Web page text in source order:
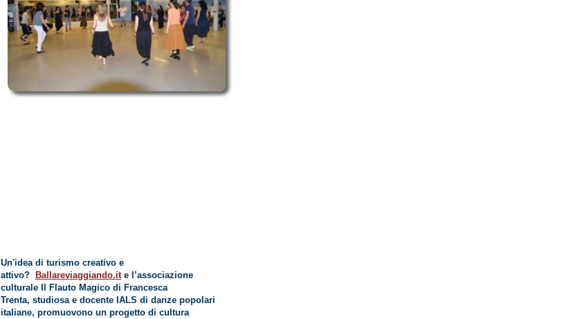
Un'idea di turismo creativo e
attivo?
Ballareviaggiando.ite l’associazione
culturale Il Flauto Magico di Francesca
Trenta, studiosa e docente IALS di danze popolari
italiane, promuovono un progetto di cultura